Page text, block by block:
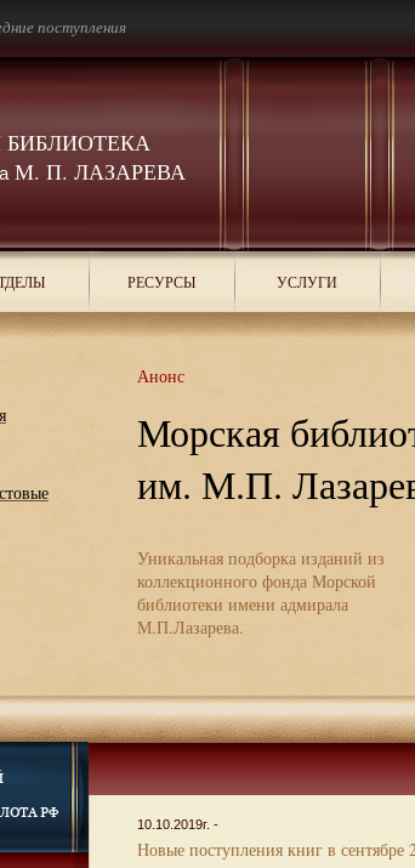
М. П. ЛАЗАРЕВА
поступления
РЕСУРСЫ УСЛУГИ
Анонс
Морская
им. М.П.
Уникальная подборка изданий из
коллекционного фонда Морской
библиотеки имени адмирала
М.П.Лазарева.
10.10.2019г. -
Новые поступления книг в сентябре